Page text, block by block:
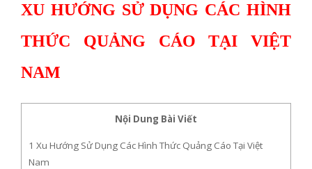
XU HƯỚNG SỬ DỤNG CÁC HÌNH
THỨC QUẢNG CÁO TẠI VIỆT
NAM
Nội Dung Bài Viết
1 Xu Hướng Sử Dụng Các Hình Thức Quảng Cáo Tại Việt
Nam